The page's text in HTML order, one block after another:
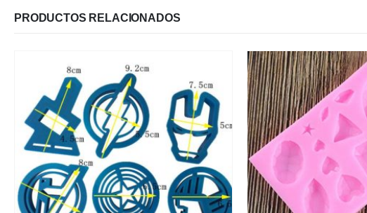
PRODUCTOS RELACIONADOS